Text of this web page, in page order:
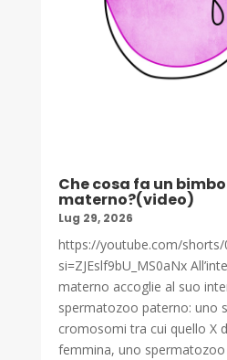
Che cosa fa un
materno?(video)
Lug 29, 2026
https://youtube.com/shorts/
si=ZJEslf9bU_MS0aNx
materno accoglie al suo
spermatozoo paterno: uno
cromosomi tra cui quello X
femmina, uno